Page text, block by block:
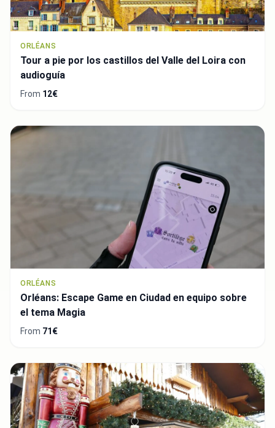
ORLÉANS
Tour a pie por los castillos del Valle del Loira con
audioguía
From 12€
ORLÉANS
Orléans: Escape Game en Ciudad en equipo sobre
el tema Magia
From 71€